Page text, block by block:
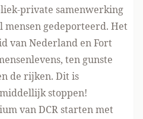
private samenwerking
gedeporteerd. Het
van Nederland en Fort
ten gunste
de rijken. Dit is
stoppen!
van DCR starten met